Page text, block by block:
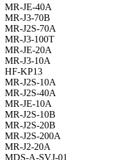
MR-JE-40A
MR-J3-70B
MR-J2S-70A
MR-J3-100T
MR-JE-20A
MR-J3-10A
HF-KP13
MR-J2S-10A
MR-J2S-40A
MR-JE-10A
MR-J2S-10B
MR-J2S-20B
MR-J2S-200A
MR-J2-20A
MDS-A-SVJ-01